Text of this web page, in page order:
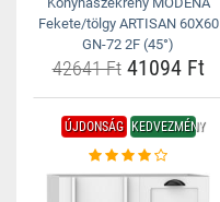
Fekete/tölgy ARTISAN 60X60
GN-72 2F (45°)
42641 Ft41094 Ft
ÚJDONSÁG KEDVEZMÉNY